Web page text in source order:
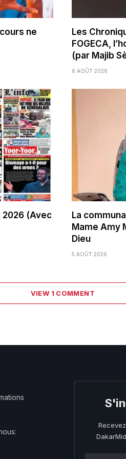
ne
Les
FOGECA,
(par Majib
6 AOÛT 2026
2026 (Avec
La
Mame Amy
Dieu
5 AOÛT 2026
VIEW 1 COMMENT